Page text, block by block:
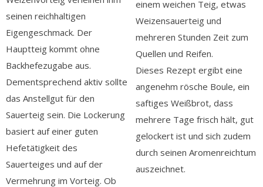
seinen reichhaltigen
Eigengeschmack. Der
Hauptteig kommt ohne
Backhefezugabe aus.
Dementsprechend aktiv sollte
das Anstellgut für den
Sauerteig sein. Die Lockerung
basiert auf einer guten
Hefetätigkeit des
Sauerteiges und auf der
Vermehrung im Vorteig. Ob
einem weichen Teig, etwas
Weizensauerteig und
mehreren Stunden Zeit zum
Quellen und Reifen.
Dieses Rezept ergibt eine
angenehm rösche Boule, ein
saftiges Weißbrot, dass
mehrere Tage frisch hält, gut
gelockert ist und sich zudem
durch seinen Aromenreichtum
auszeichnet.